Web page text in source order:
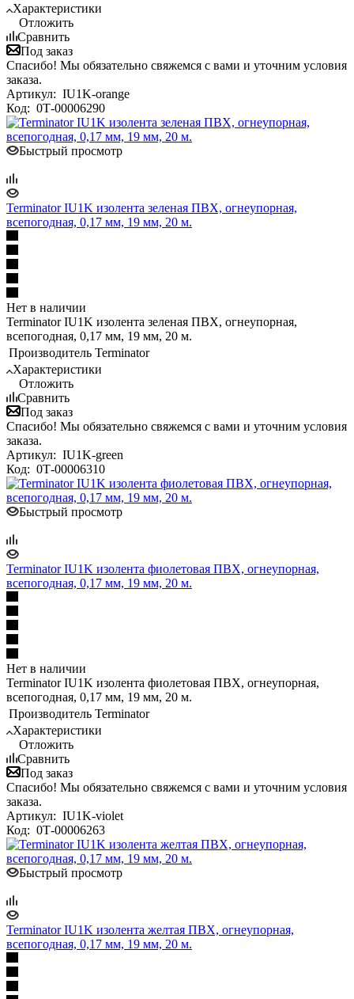
Характеристики
Отложить
Сравнить
Под заказ
Спасибо! Мы обязательно свяжемся с вами и уточним условия
заказа.
Артикул: IU1K-orange
Код: 0Т-00006290
Быстрый просмотр
Terminator IU1K изолента зеленая ПВХ, огнеупорная,
всепогодная, 0,17 мм, 19 мм, 20 м.
Нет в наличии
Terminator IU1K изолента зеленая ПВХ, огнеупорная,
всепогодная, 0,17 мм, 19 мм, 20 м.
Производитель Terminator
Характеристики
Отложить
Сравнить
Под заказ
Спасибо! Мы обязательно свяжемся с вами и уточним условия
заказа.
Артикул: IU1K-green
Код: 0Т-00006310
Быстрый просмотр
Terminator IU1K изолента фиолетовая ПВХ, огнеупорная,
всепогодная, 0,17 мм, 19 мм, 20 м.
Нет в наличии
Terminator IU1K изолента фиолетовая ПВХ, огнеупорная,
всепогодная, 0,17 мм, 19 мм, 20 м.
Производитель Terminator
Характеристики
Отложить
Сравнить
Под заказ
Спасибо! Мы обязательно свяжемся с вами и уточним условия
заказа.
Артикул: IU1K-violet
Код: 0Т-00006263
Быстрый просмотр
Terminator IU1K изолента желтая ПВХ, огнеупорная,
всепогодная, 0,17 мм, 19 мм, 20 м.